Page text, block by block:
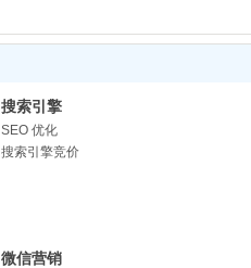
搜索引擎
SEO 优化
搜索引擎竞价
微信营销